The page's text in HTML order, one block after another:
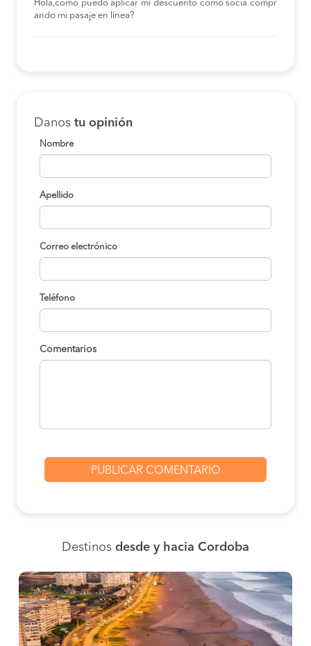
Hola,como puedo aplicar mi descuento como socia compr
ando mi pasaje en linea?
Danos tu opinión
Nombre
Apellido
Correo electrónico
Teléfono
Comentarios
Destinos desde y hacia Cordoba